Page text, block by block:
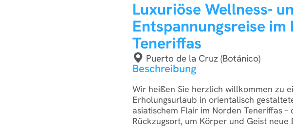
Luxuriöse Wellness-
Entspannungsreise im
Teneriffas
Puerto de la Cruz (Botánico)
Beschreibung
Wir heißen Sie herzlich willkommen zu
Erholungsurlaub in orientalisch
asiatischem Flair im Norden Teneriffas
Rückzugsort, um Körper und Geist neue